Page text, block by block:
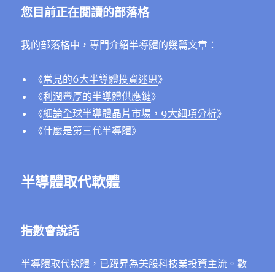
您目前正在閱讀的部落格
我的部落格中，專門介紹半導體的幾篇文章：
《常見的6大半導體投資迷思》
《利潤豐厚的半導體供應鏈》
《細論全球半導體晶片市場，9大細項分析》
《什麼是第三代半導體》
半導體取代軟體
指數會說話
半導體取代軟體，已躍昇為美股科技業投資主流。數